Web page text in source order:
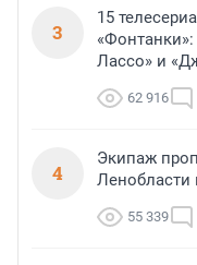
3
15
Лассо» и
62 916
4
Экипаж
55 339